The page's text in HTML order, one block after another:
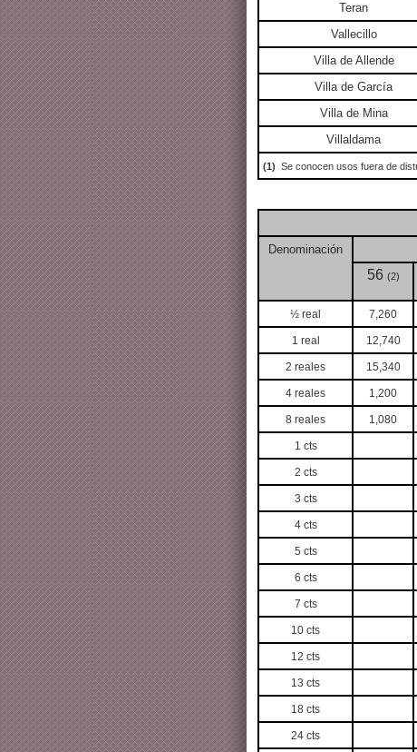
Teran
Vallecillo
Villa de Allende
Villa de García
Villa de Mina
Villaldama
(1)Se conocen usos fuera de
Denominación
56 (2)
½ real 7,260
1 real 12,740
2 reales 15,340
4 reales 1,200
8 reales 1,080
1 cts
2 cts
3 cts
4 cts
5 cts
6 cts
7 cts
10 cts
12 cts
13 cts
18 cts
24 cts